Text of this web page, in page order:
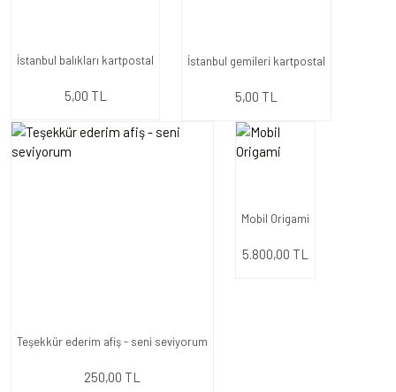
İstanbul balıkları kartpostal
5,00 TL
İstanbul gemileri kartpostal
5,00 TL
Teşekkür ederim afiş - seni seviyorum
250,00 TL
Mobil Origami
5.800,00 TL